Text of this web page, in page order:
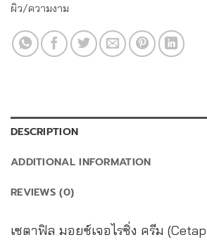
ผิว/ความงาม
DESCRIPTION
ADDITIONAL INFORMATION
REVIEWS (0)
เซตาฟิล มอยซ์เจอไรซิ่ง ครีม